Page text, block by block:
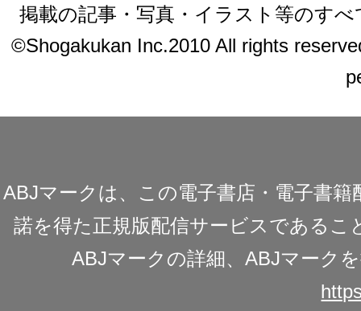
掲載の記事・写真・イラスト等のす
©Shogakukan Inc.2010 All rights
ABJマークは、この電子書店・電子書
諾を得た正規版配信サービスであるこ
ABJマークの詳細、ABJマーク